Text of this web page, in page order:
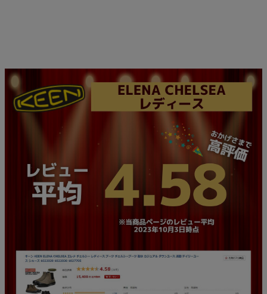
クーポン一覧
商品レビュー
プロテイン・サプリメントまとめ買い
スタッフコーディネート